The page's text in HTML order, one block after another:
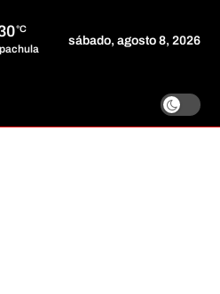
°C
sábado, agosto 8, 2026